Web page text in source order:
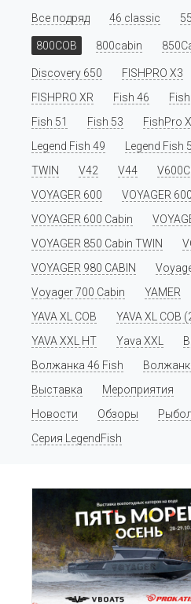
Все подряд 46 classic
800COB 800cabin
Discovery 650 FISHPRO X3
FISHPRO XR
Fish 46
Fish 51
Fish 53 FishPro
Legend Fish 49
Legend Fish
TWIN
V42 V44
VOYAGER 600
VOYAGER
VOYAGER 600 Cabin
VOYAGER 850 Cabin TWIN
VOYAGER 980 CABIN
Voyager 700 Cabin
YAMER
YAVA XL COB
YAVA XL COB
YAVA XXL HT
Yava XXL
Волжанка 46 Fish
Выставка
Мероприятия
Новости
Обзоры
Серия LegendFish